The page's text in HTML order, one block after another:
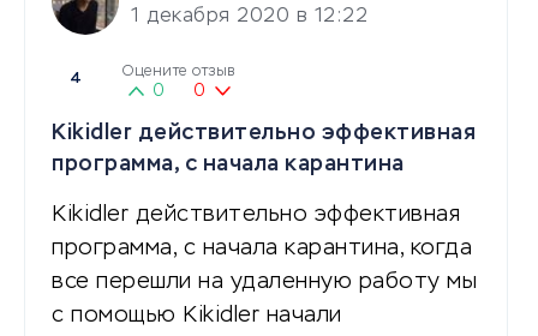
1 декабря 2020 в 12:22
4 Оцените отзыв
0 0
Kikidler действительно эффективная
программа, с начала карантина
Kikidler действительно эффективная
программа, с начала карантина, когда
все перешли на удаленную работу мы
с помощью Kikidler начали